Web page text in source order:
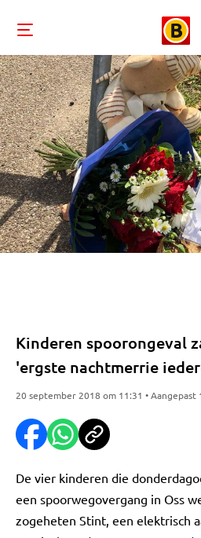
Kinderen spoorongeval
'ergste nachtmerrie
20 september 2018 om 11:31 •
De vier kinderen die
een spoorwegovergang in Oss
zogeheten Stint, een elektrisch